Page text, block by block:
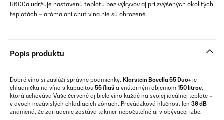
R600a udržuje nastavenú teplotu bez výkyvov aj pri zvýšených okolitých
teplotách – aróma ani chuť vína nie sú ohrozené.
Popis produktu
Dobré víno si zaslúži správne podmienky. Klarstein Bovella 55 Duo+ je
chladnička na víno s kapacitou 55 fliaš a vnútorným objemom 150 litrov,
ktorá uchováva Vaše červené aj biele víno každé na svojej ideálnej teplote –
v dvoch nezávislých chladiacich zónach. Prevádzková hlučnosť len 39 dB
znamená, že zariadenie zostáva takmer nepočuteľné aj v obývacej izbe.